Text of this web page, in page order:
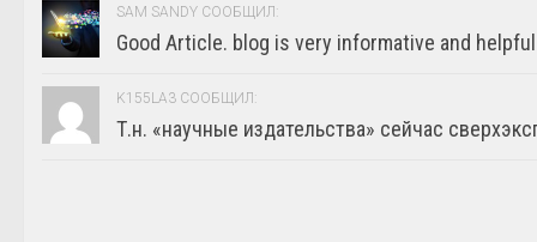
SAM SANDY СООБЩИЛ:
Good Article. blog is very informative and helpful
K155LA3 СООБЩИЛ:
Т.н. «научные издательства» сейчас